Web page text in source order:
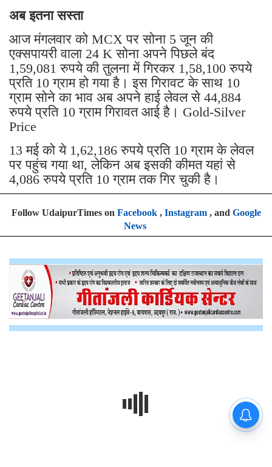
अब इतना सस्ता
आज मंगलवार को MCX पर सोना 5 जून की
एक्सपायरी वाला 24 K सोना अपने पिछले बंद
1,59,081 रुपये की तुलना में गिरकर 1,58,100 रुपये
प्रति 10 ग्राम हो गया है। इस गिरावट के साथ 10
ग्राम सोने का भाव अब अपने हाई लेवल से 44,884
रुपये प्रति 10 ग्राम गिरावत आई है। Gold-Silver
Price
13 मई को ये 1,62,186 रुपये प्रति 10 ग्राम के लेवल
पर पहुंच गया था, लेकिन अब इसकी कीमत यहां से
4,086 रुपये प्रति 10 ग्राम तक गिर चुकी है।
Follow UdaipurTimes on Facebook, Instagram, and Google
News